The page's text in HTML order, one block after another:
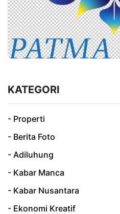
KATEGORI
- Properti
- Berita Foto
- Adiluhung
- Kabar Manca
- Kabar Nusantara
- Ekonomi Kreatif